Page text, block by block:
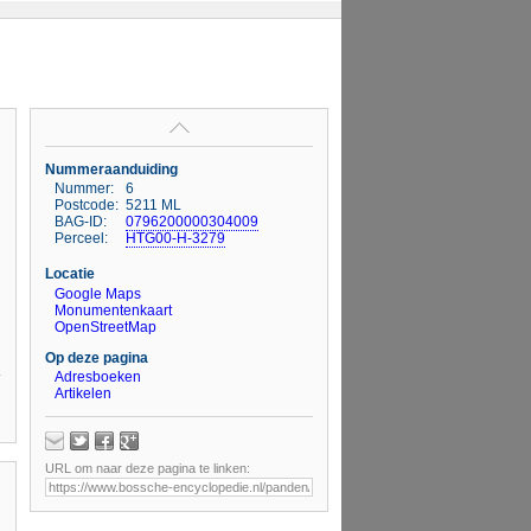
Nummeraanduiding
Nummer:
6
Postcode: 5211 ML
BAG-ID:
0796200000304009
Perceel:
HTG00-H-3279
Locatie
Google Maps
Monumentenkaart
OpenStreetMap
Op deze pagina
Adresboeken
Artikelen
URL om naar deze pagina te linken: